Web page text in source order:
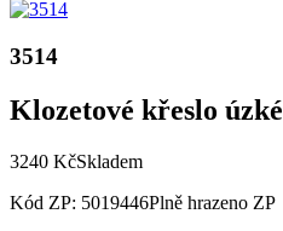
3514
Klozetové křeslo úzké
3240 KčSkladem
Kód ZP: 5019446Plně hrazeno ZP